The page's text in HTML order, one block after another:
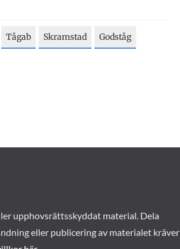
Tågab Skramstad Godståg
upphovsrättsskyddat material. Dela
eller publicering av materialet kräver